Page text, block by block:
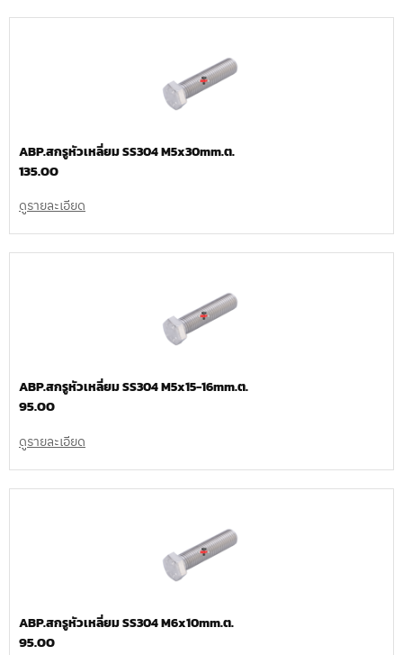
ABP.สกรูหัวเหลี่ยม SS304 M5x30mm.ต.
135.00
ดูรายละเอียด
ABP.สกรูหัวเหลี่ยม SS304 M5x15-16mm.ต.
95.00
ดูรายละเอียด
ABP.สกรูหัวเหลี่ยม SS304 M6x10mm.ต.
95.00